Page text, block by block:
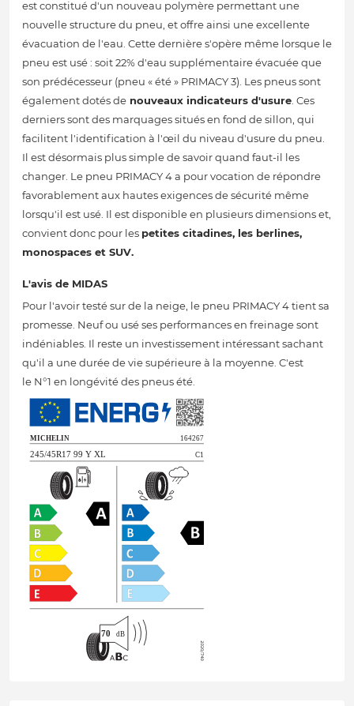
est constitué d'un nouveau polymère permettant une
nouvelle structure du pneu, et offre ainsi une excellente
évacuation de l'eau. Cette dernière s'opère même lorsque le
pneu est usé : soit 22% d'eau supplémentaire évacuée que
son prédécesseur (pneu « été » PRIMACY 3). Les pneus sont
également dotés de nouveaux indicateurs d'usure. Ces
derniers sont des marquages situés en fond de sillon, qui
facilitent l'identification à l'œil du niveau d'usure du pneu.
Il est désormais plus simple de savoir quand faut-il les
changer. Le pneu PRIMACY 4 a pour vocation de répondre
favorablement aux hautes exigences de sécurité même
lorsqu'il est usé. Il est disponible en plusieurs dimensions et,
convient donc pour les petites citadines, les berlines,
monospaces et SUV.
L'avis de MIDAS
Pour l'avoir testé sur de la neige, le pneu PRIMACY 4 tient sa
promesse. Neuf ou usé ses performances en freinage sont
indéniables. Il reste un investissement intéressant sachant
qu'il a une durée de vie supérieure à la moyenne. C'est
le N°1 en longévité des pneus été.